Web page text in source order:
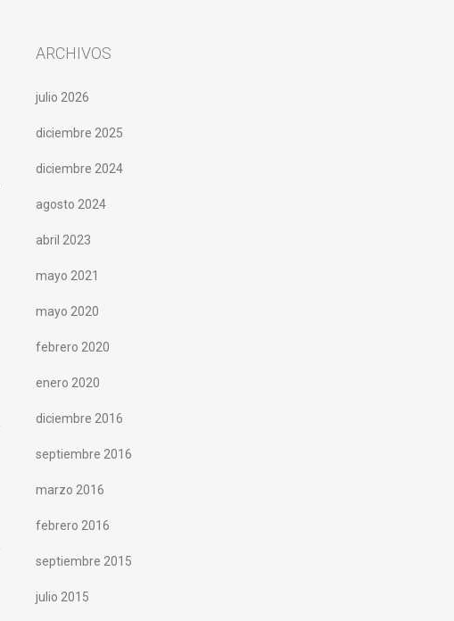
ARCHIVOS
julio 2026
diciembre 2025
diciembre 2024
agosto 2024
abril 2023
mayo 2021
mayo 2020
febrero 2020
enero 2020
diciembre 2016
septiembre 2016
marzo 2016
febrero 2016
septiembre 2015
julio 2015